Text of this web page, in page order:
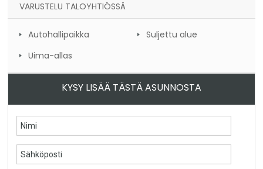
VARUSTELU TALOYHTIÖSSÄ
Autohallipaikka
Suljettu alue
Uima-allas
KYSY LISÄÄ TÄSTÄ ASUNNOSTA